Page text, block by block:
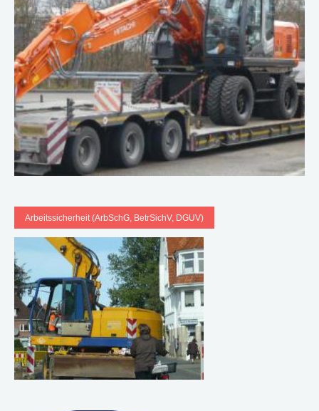
Arbeitssicherheit (ArbSchG, BetrSichV, DGUV)